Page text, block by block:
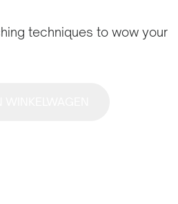
techniques to wow your